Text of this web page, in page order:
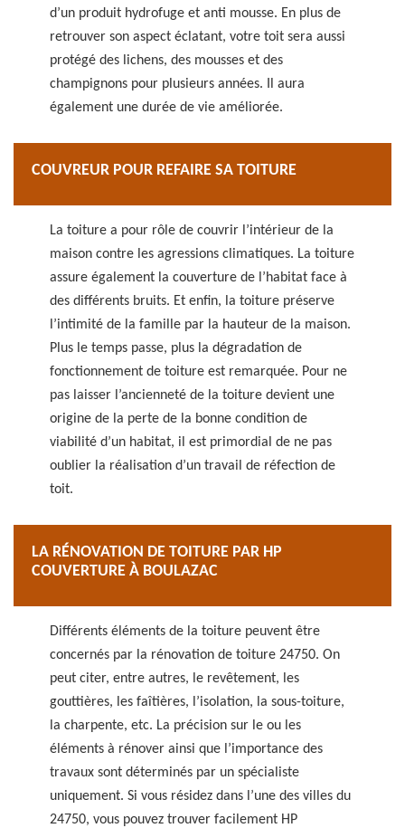
d’un produit hydrofuge et anti mousse. En plus de
retrouver son aspect éclatant, votre toit sera aussi
protégé des lichens, des mousses et des
champignons pour plusieurs années. Il aura
également une durée de vie améliorée.
COUVREUR POUR REFAIRE SA TOITURE
La toiture a pour rôle de couvrir l’intérieur de la
maison contre les agressions climatiques. La toiture
assure également la couverture de l’habitat face à
des différents bruits. Et enfin, la toiture préserve
l’intimité de la famille par la hauteur de la maison.
Plus le temps passe, plus la dégradation de
fonctionnement de toiture est remarquée. Pour ne
pas laisser l’ancienneté de la toiture devient une
origine de la perte de la bonne condition de
viabilité d’un habitat, il est primordial de ne pas
oublier la réalisation d’un travail de réfection de
toit.
LA RÉNOVATION DE TOITURE PAR HP
COUVERTURE À BOULAZAC
Différents éléments de la toiture peuvent être
concernés par la rénovation de toiture 24750. On
peut citer, entre autres, le revêtement, les
gouttières, les faîtières, l’isolation, la sous-toiture,
la charpente, etc. La précision sur le ou les
éléments à rénover ainsi que l’importance des
travaux sont déterminés par un spécialiste
uniquement. Si vous résidez dans l’une des villes du
24750, vous pouvez trouver facilement HP